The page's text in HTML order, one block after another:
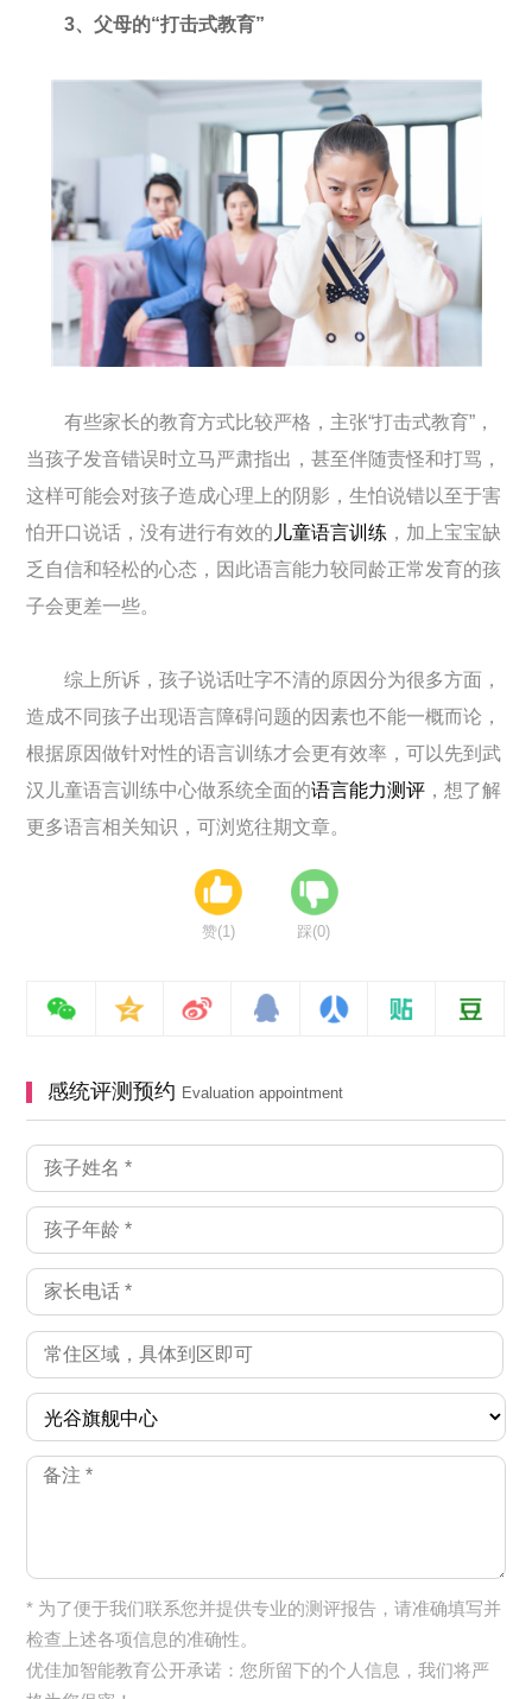
3、父母的“打击式教育”
有些家长的教育方式比较严格，主张“打击式教育”，
当孩子发音错误时立马严肃指出，甚至伴随责怪和打骂，
这样可能会对孩子造成心理上的阴影，生怕说错以至于害
怕开口说话，没有进行有效的 儿童语言训练 ，加上宝宝缺
乏自信和轻松的心态，因此语言能力较同龄正常发育的孩
子会更差一些。
综上所诉，孩子说话吐字不清的原因分为很多方面，
造成不同孩子出现语言障碍问题的因素也不能一概而论，
根据原因做针对性的语言训练才会更有效率，可以先到武
汉儿童语言训练中心做系统全面的语言能力测评 ，想了解
更多语言相关知识，可浏览往期文章。
赞(1) 踩(0)
感统评测预约 Evaluation appointment
* 为了便于我们联系您并提供专业的测评报告，请准确填写并
检查上述各项信息的准确性。
优佳加智能教育公开承诺：您所留下的个人信息，我们将严